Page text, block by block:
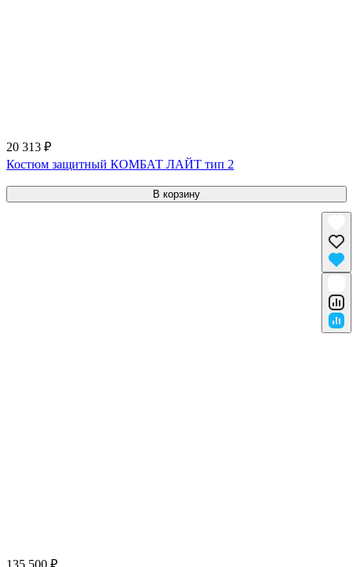
20 313 ₽
Костюм защитный КОМБАТ ЛАЙТ тип 2
В корзину